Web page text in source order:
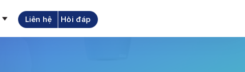
Liên hệ Hỏi đáp